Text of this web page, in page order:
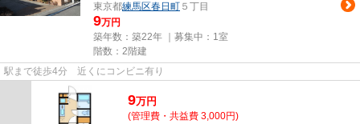
東京都練馬区春日町 ５丁目
9万円
築年数：築22年 ｜募集中： 1室
階数：2階建
駅まで徒歩4分 近くにコンビニ有り
9万円
(管理費・共益費 3,000円)